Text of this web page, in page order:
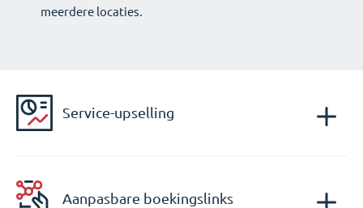
meerdere locaties.
Service-upselling
Aanpasbare boekingslinks